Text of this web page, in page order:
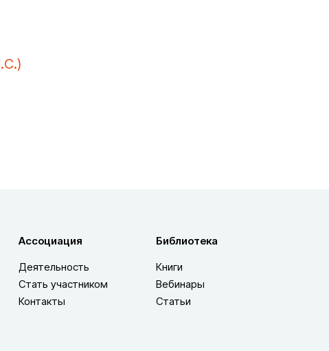
Деятельность
Стать участником
Контакты
Книги
Вебинары
Статьи
Ассоциация Библиотека